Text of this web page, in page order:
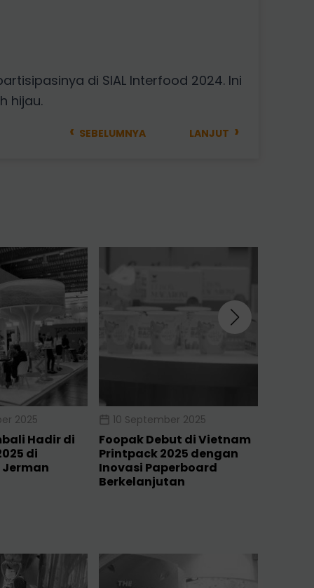
di SIAL Interfood 2024. Ini
hijau.
‹ SEBELUMNYA LANJUT ›
2025
Hadir di
di
Jerman
10 September 2025
Foopak Debut di Vietnam
Printpack 2025 dengan
Inovasi Paperboard
Berkelanjutan